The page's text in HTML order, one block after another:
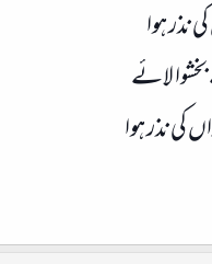
نذر ہوا
لائے
کی نذر ہوا